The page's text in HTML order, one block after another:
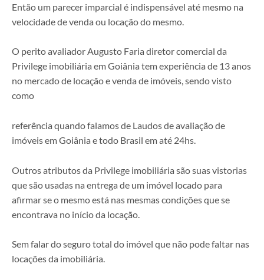
Então um parecer imparcial é indispensável até mesmo na
velocidade de venda ou locação do mesmo.
O perito avaliador Augusto Faria diretor comercial da
Privilege imobiliária em Goiânia tem experiência de 13 anos
no mercado de locação e venda de imóveis, sendo visto
como
referência quando falamos de Laudos de avaliação de
imóveis em Goiânia e todo Brasil em até 24hs.
Outros atributos da Privilege imobiliária são suas vistorias
que são usadas na entrega de um imóvel locado para
afirmar se o mesmo está nas mesmas condições que se
encontrava no início da locação.
Sem falar do seguro total do imóvel que não pode faltar nas
locações da imobiliária.